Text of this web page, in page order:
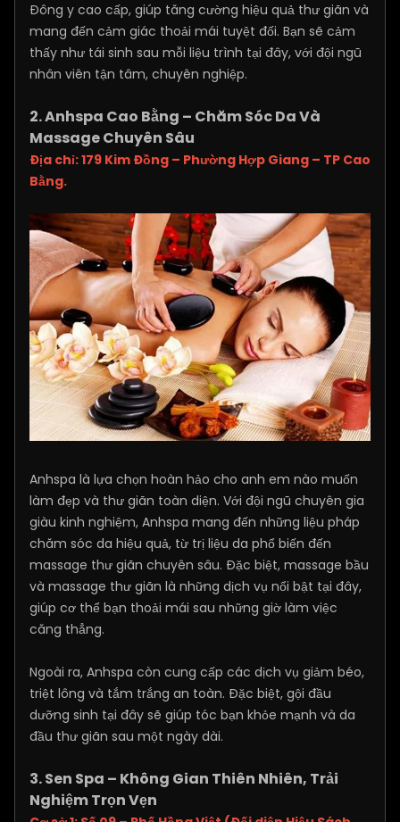
Đông y cao cấp, giúp tăng cường hiệu quả thư giãn và
mang đến cảm giác thoải mái tuyệt đối. Bạn sẽ cảm
thấy như tái sinh sau mỗi liệu trình tại đây, với đội ngũ
nhân viên tận tâm, chuyên nghiệp.
2. Anhspa Cao Bằng – Chăm Sóc Da Và
Massage Chuyên Sâu
Địa chỉ: 179 Kim Đồng – Phường Hợp Giang – TP Cao
Bằng.
Anhspa là lựa chọn hoàn hảo cho anh em nào muốn
làm đẹp và thư giãn toàn diện. Với đội ngũ chuyên gia
giàu kinh nghiệm, Anhspa mang đến những liệu pháp
chăm sóc da hiệu quả, từ trị liệu da phổ biến đến
massage thư giãn chuyên sâu. Đặc biệt, massage bầu
và massage thư giãn là những dịch vụ nổi bật tại đây,
giúp cơ thể bạn thoải mái sau những giờ làm việc
căng thẳng.
Ngoài ra, Anhspa còn cung cấp các dịch vụ giảm béo,
triệt lông và tắm trắng an toàn. Đặc biệt, gội đầu
dưỡng sinh tại đây sẽ giúp tóc bạn khỏe mạnh và da
đầu thư giãn sau một ngày dài.
3. Sen Spa – Không Gian Thiên Nhiên, Trải
Nghiệm Trọn Vẹn